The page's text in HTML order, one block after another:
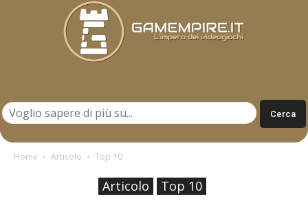
Home Articolo Top 10
Articolo Top 10